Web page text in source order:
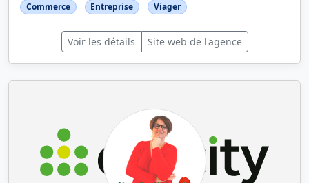
Commerce
Entreprise Viager
Voir les détails Site web de l'agence